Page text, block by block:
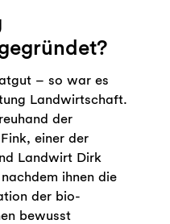
– so war es
Landwirtschaft.
der
einer der
Landwirt Dirk
ihnen die
der bio-
bewusst